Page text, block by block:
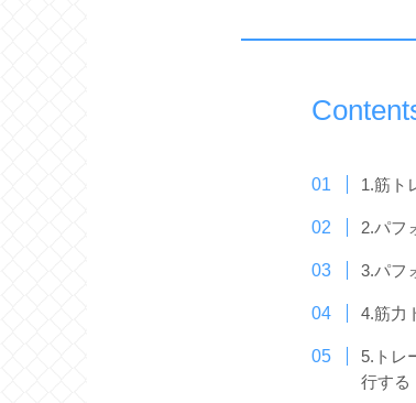
1.筋ト
2.パフ
3.パフ
4.筋力
5.トレ
行する